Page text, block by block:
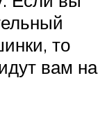
то
вам на